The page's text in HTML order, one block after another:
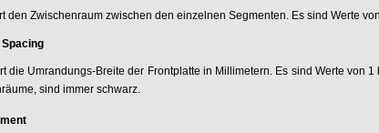
den Zwischenraum zwischen den einzelnen Segmenten. Es sind Werte
Spacing
die Umrandungs-Breite der Frontplatte in Millimetern. Es sind Werte von
sind immer schwarz.